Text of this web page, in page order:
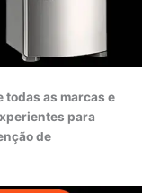
todas as marcas e
para
de